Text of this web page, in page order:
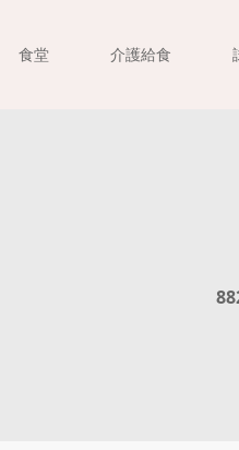
食堂 介護給食